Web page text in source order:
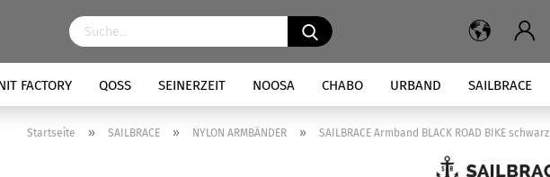
FACTORY QOSS SEINERZEIT NOOSA CHABO URBAND SAILBRACE
Startseite » SAILBRACE » NYLON ARMBÄNDER » SAILBRACE Armband BLACK ROAD BIKE schwarz